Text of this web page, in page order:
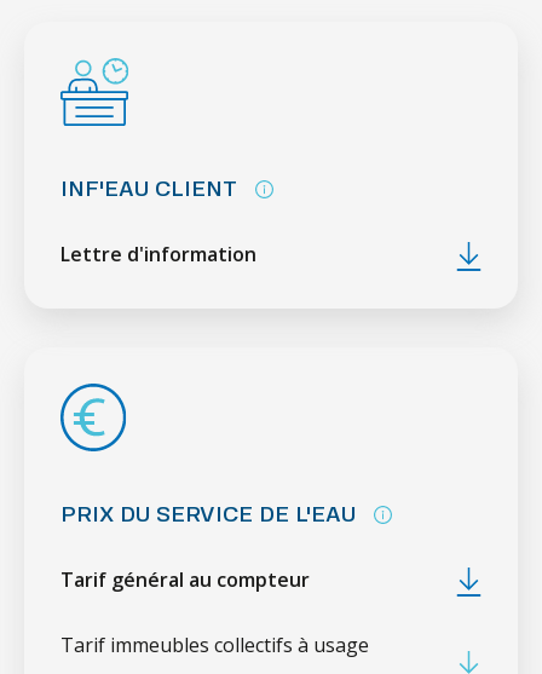
INF'EAU CLIENT
Lettre d'information
PRIX DU SERVICE DE L'EAU
Tarif général au compteur
Tarif immeubles collectifs à usage